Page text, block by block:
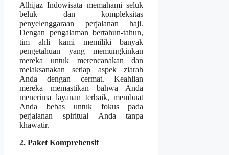
Alhijaz Indowisata memahami seluk
beluk dan kompleksitas
penyelenggaraan perjalanan haji.
Dengan pengalaman bertahun-tahun,
tim ahli kami memiliki banyak
pengetahuan yang memungkinkan
mereka untuk merencanakan dan
melaksanakan setiap aspek ziarah
Anda dengan cermat. Keahlian
mereka memastikan bahwa Anda
menerima layanan terbaik, membuat
Anda bebas untuk fokus pada
perjalanan spiritual Anda tanpa
khawatir.
2. Paket Komprehensif